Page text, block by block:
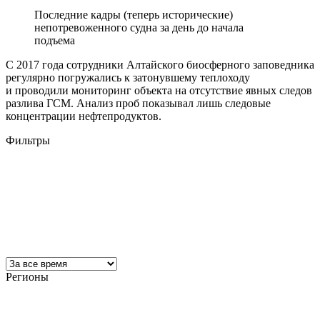
Последние кадры (теперь исторические)
непотревоженного судна за день до начала
подъема
С 2017 года сотрудники Алтайского биосферного заповедника
регулярно погружались к затонувшему теплоходу
и проводили мониторинг объекта на отсутствие явных следов
разлива ГСМ. Анализ проб показывал лишь следовые
концентрации нефтепродуктов.
Фильтры
Регионы